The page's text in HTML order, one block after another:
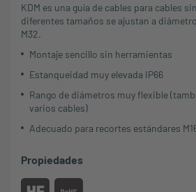
KDM es una guía de cables para cables
diferentes tamaños se ajustan a
M32.
Montaje sencillo sin herramientas
Estanqueidad muy elevada IP66
Rango de diámetros muy flexible
varios cables)
Adecuado para recortes estándares
Propiedades